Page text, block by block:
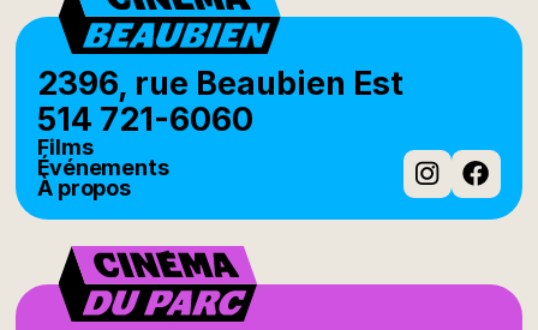
2396, rue Beaubien Est
514 721-6060
Films
Événements
À propos